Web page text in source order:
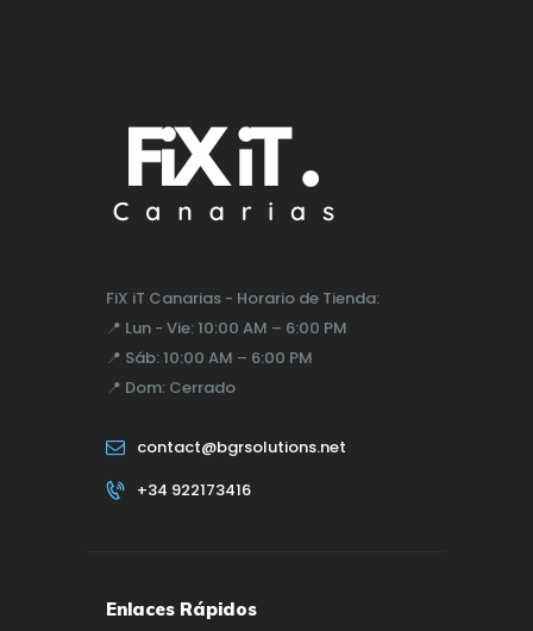
FiX iT Canarias - Horario de Tienda:
📍 Lun - Vie: 10:00 AM – 6:00 PM
📍 Sáb: 10:00 AM – 6:00 PM
📍 Dom: Cerrado
contact@bgrsolutions.net
+34 922173416
Enlaces Rápidos